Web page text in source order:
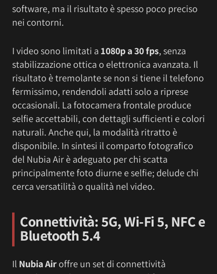
software, ma il risultato è spesso poco preciso
nei contorni.
I video sono limitati a1080p a 30 fps, senza
stabilizzazione ottica o elettronica avanzata. Il
risultato è tremolante se non si tiene il telefono
fermissimo, rendendoli adatti solo a riprese
occasionali. La fotocamera frontale produce
selfie accettabili, con dettagli sufficienti e colori
naturali. Anche qui, la modalità ritratto è
disponibile. In sintesi il comparto fotografico
del Nubia Air è adeguato per chi scatta
principalmente foto diurne e selfie; delude chi
cerca versatilità o qualità nel video.
Connettività: 5G, Wi-Fi 5, NFC e
Bluetooth 5.4
Il Nubia Airoffre un set di connettività